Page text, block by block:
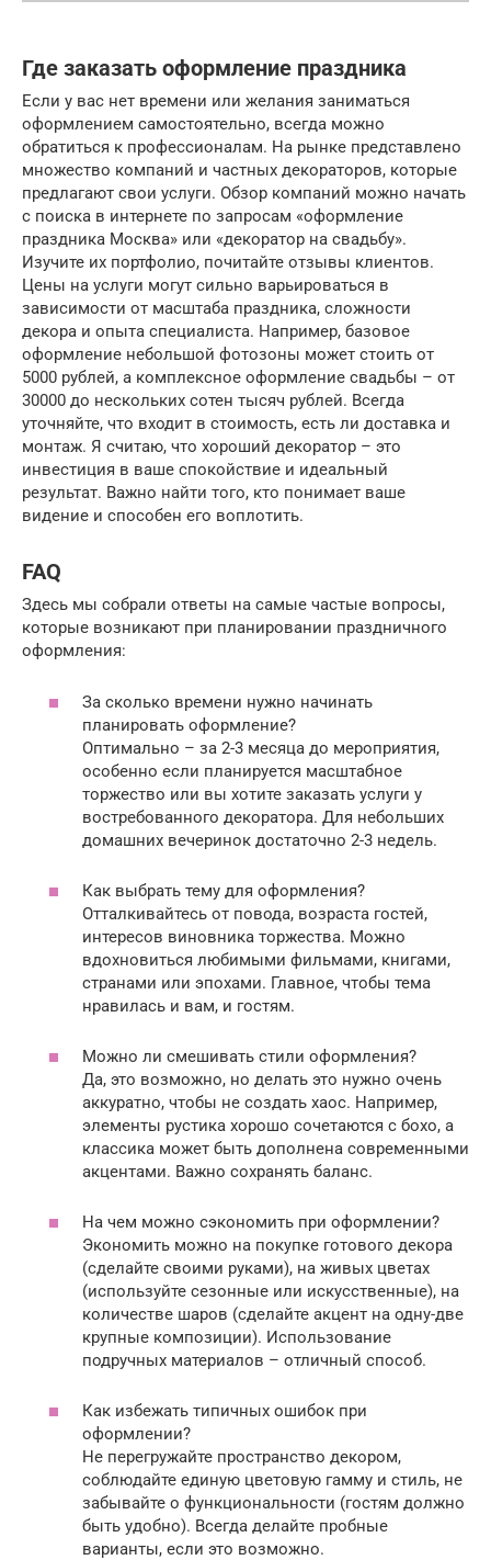
Где заказать оформление праздника
Если у вас нет времени или желания заниматься
оформлением самостоятельно, всегда можно
обратиться к профессионалам. На рынке представлено
множество компаний и частных декораторов, которые
предлагают свои услуги. Обзор компаний можно начать
с поиска в интернете по запросам «оформление
праздника Москва» или «декоратор на свадьбу».
Изучите их портфолио, почитайте отзывы клиентов.
Цены на услуги могут сильно варьироваться в
зависимости от масштаба праздника, сложности
декора и опыта специалиста. Например, базовое
оформление небольшой фотозоны может стоить от
5000 рублей, а комплексное оформление свадьбы – от
30000 до нескольких сотен тысяч рублей. Всегда
уточняйте, что входит в стоимость, есть ли доставка и
монтаж. Я считаю, что хороший декоратор – это
инвестиция в ваше спокойствие и идеальный
результат. Важно найти того, кто понимает ваше
видение и способен его воплотить.
FAQ
Здесь мы собрали ответы на самые частые вопросы,
которые возникают при планировании праздничного
оформления:
За сколько времени нужно начинать
планировать оформление?
Оптимально – за 2-3 месяца до мероприятия,
особенно если планируется масштабное
торжество или вы хотите заказать услуги у
востребованного декоратора. Для небольших
домашних вечеринок достаточно 2-3 недель.
Как выбрать тему для оформления?
Отталкивайтесь от повода, возраста гостей,
интересов виновника торжества. Можно
вдохновиться любимыми фильмами, книгами,
странами или эпохами. Главное, чтобы тема
нравилась и вам, и гостям.
Можно ли смешивать стили оформления?
Да, это возможно, но делать это нужно очень
аккуратно, чтобы не создать хаос. Например,
элементы рустика хорошо сочетаются с бохо, а
классика может быть дополнена современными
акцентами. Важно сохранять баланс.
На чем можно сэкономить при оформлении?
Экономить можно на покупке готового декора
(сделайте своими руками), на живых цветах
(используйте сезонные или искусственные), на
количестве шаров (сделайте акцент на одну-две
крупные композиции). Использование
подручных материалов – отличный способ.
Как избежать типичных ошибок при
оформлении?
Не перегружайте пространство декором,
соблюдайте единую цветовую гамму и стиль, не
забывайте о функциональности (гостям должно
быть удобно). Всегда делайте пробные
варианты, если это возможно.